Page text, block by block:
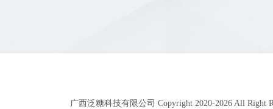
广西泛糖科技有限公司 Copyright 2020-2026 All Right